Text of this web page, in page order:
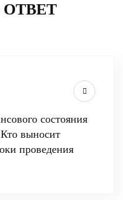
состояния
выносит
проведения